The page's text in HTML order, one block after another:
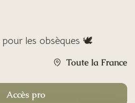
pour les obsèques 🕊️
Toute la France
Accès pro